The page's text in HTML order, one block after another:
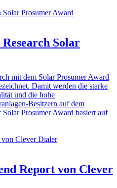
Solar
mit dem Solar Prosumer Award
Damit werden die starke
und die hohe
Besitzern auf dem
Prosumer Award basiert auf
Report von Clever